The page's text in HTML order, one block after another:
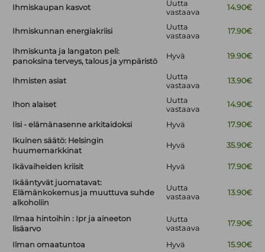
Ihmiskaupan kasvot
Uutta
vastaava
14.90€
Ihmiskunnan energiakriisi
Uutta
vastaava
17.90€
Ihmiskunta ja langaton peli:
panoksina terveys, talous ja ympäristö
Hyvä 19.90€
Ihmisten asiat
Uutta
vastaava
13.90€
Ihon alaiset
Uutta
vastaava
14.90€
Iisi - elämänasenne arkitaidoksi Hyvä
17.90€
Ikuinen säätö: Helsingin
huumemarkkinat
Hyvä 35.90€
Ikävaiheiden kriisit Hyvä
17.90€
Ikääntyvät juomatavat:
Elämänkokemus ja muuttuva suhde
alkoholiin
Uutta
vastaava
13.90€
Ilmaa hintoihin : Ipr ja aineeton
lisäarvo
Uutta
vastaava
17.90€
Ilman omaatuntoa Hyvä
15.90€